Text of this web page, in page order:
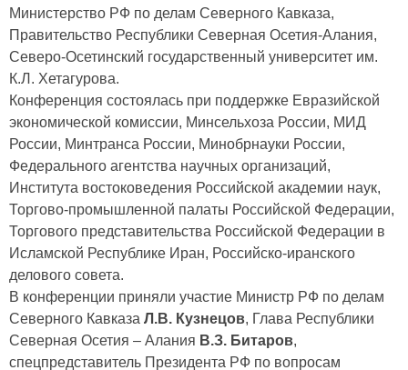
Министерство РФ по делам Северного Кавказа,
Правительство Республики Северная Осетия-Алания,
Северо-Осетинский государственный университет им.
К.Л. Хетагурова.
Конференция состоялась при поддержке Евразийской
экономической комиссии, Минсельхоза России, МИД
России, Минтранса России, Минобрнауки России,
Федерального агентства научных организаций,
Института востоковедения Российской академии наук,
Торгово-промышленной палаты Российской Федерации,
Торгового представительства Российской Федерации в
Исламской Республике Иран, Российско-иранского
делового совета.
В конференции приняли участие Министр РФ по делам
Северного Кавказа Л.В. Кузнецов, Глава Республики
Северная Осетия – Алания В.З. Битаров,
спецпредставитель Президента РФ по вопросам